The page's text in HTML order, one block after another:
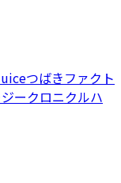
つばきファクト
ークロニクルハ